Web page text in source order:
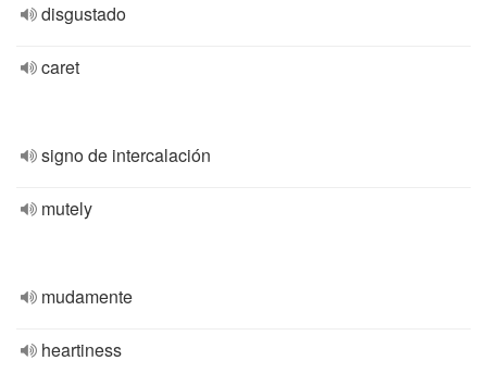
disgustado
caret
signo de intercalación
mutely
mudamente
heartiness